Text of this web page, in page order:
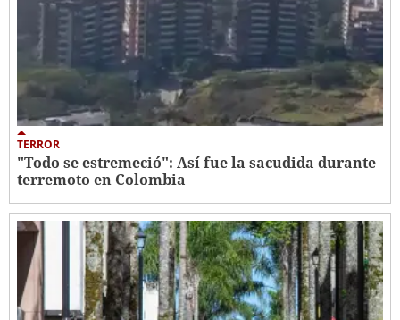
TERROR
"Todo se estremeció": Así fue la sacudida durante
terremoto en Colombia